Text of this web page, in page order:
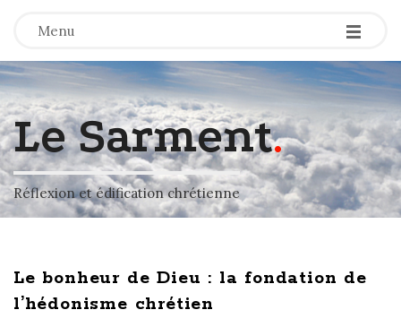
Menu -
-
-
Le Sarment.
Réflexion et édification chrétienne
Le bonheur de Dieu : la fondation de
l’hédonisme chrétien